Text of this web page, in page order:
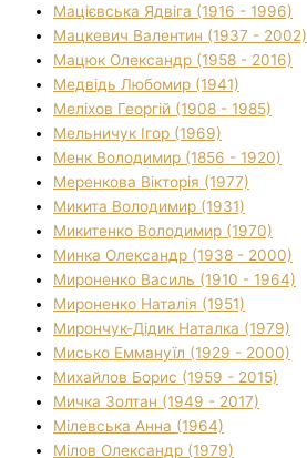
Мацієвська Ядвіга (1916 - 1996)
Мацкевич Валентин (1937 - 2002)
Мацюк Олександр (1958 - 2016)
Медвідь Любомир (1941)
Меліхов Георгій (1908 - 1985)
Мельничук Ігор (1969)
Менк Володимир (1856 - 1920)
Меренкова Вікторія (1977)
Микита Володимир (1931)
Микитенко Володимир (1970)
Минка Олександр (1938 - 2000)
Мироненко Василь (1910 - 1964)
Мироненко Наталія (1951)
Мирончук-Дідик Наталка (1979)
Мисько Еммануїл (1929 - 2000)
Михайлов Борис (1959 - 2015)
Мичка Золтан (1949 - 2017)
Мілевська Анна (1964)
Мілов Олександр (1979)